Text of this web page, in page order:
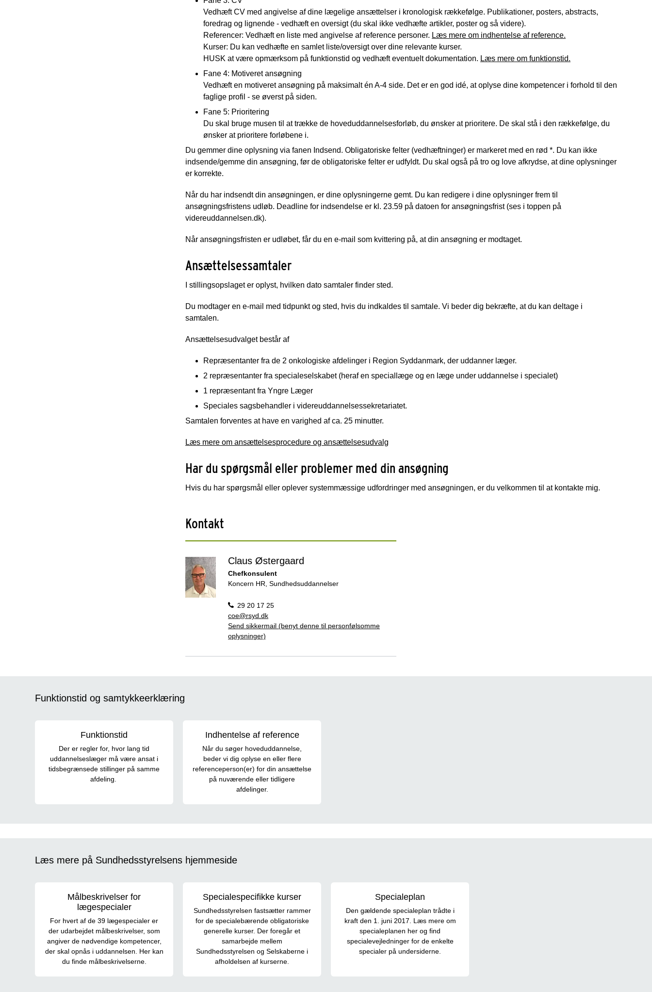
Vedhæft CV med angivelse af dine lægelige ansættelser i kronologisk rækkefølge. Publikationer, posters, abstracts,
foredrag og lignende - vedhæft en oversigt (du skal ikke vedhæfte artikler, poster og så videre).
Referencer: Vedhæft en liste med angivelse af reference personer. Læs mere om indhentelse af reference.
Kurser: Du kan vedhæfte en samlet liste/oversigt over dine relevante kurser.
HUSK at være opmærksom på funktionstid og vedhæft eventuelt dokumentation. Læs mere om funktionstid.
Fane 4: Motiveret ansøgning
Vedhæft en motiveret ansøgning på maksimalt én A-4 side. Det er en god idé, at oplyse dine kompetencer i forhold til den
faglige profil - se øverst på siden.
Fane 5: Prioritering
Du skal bruge musen til at trække de hoveduddannelsesforløb, du ønsker at prioritere. De skal stå i den rækkefølge, du
ønsker at prioritere forløbene i.
Du gemmer dine oplysning via fanen Indsend. Obligatoriske felter (vedhæftninger) er markeret med en rød *. Du kan ikke
indsende/gemme din ansøgning, før de obligatoriske felter er udfyldt. Du skal også på tro og love afkrydse, at dine oplysninger
er korrekte.
Når du har indsendt din ansøgningen, er dine oplysningerne gemt. Du kan redigere i dine oplysninger frem til
ansøgningsfristens udløb. Deadline for indsendelse er kl. 23.59 på datoen for ansøgningsfrist (ses i toppen på
videreuddannelsen.dk).
Når ansøgningsfristen er udløbet, får du en e-mail som kvittering på, at din ansøgning er modtaget.
Ansættelsessamtaler
I stillingsopslaget er oplyst, hvilken dato samtaler finder sted.
Du modtager en e-mail med tidpunkt og sted, hvis du indkaldes til samtale. Vi beder dig bekræfte, at du kan deltage i
samtalen.
Ansættelsesudvalget består af
Repræsentanter fra de 2 onkologiske afdelinger i Region Syddanmark, der uddanner læger.
2 repræsentanter fra specialeselskabet (heraf en speciallæge og en læge under uddannelse i specialet)
1 repræsentant fra Yngre Læger
Speciales sagsbehandler i videreuddannelsessekretariatet.
Samtalen forventes at have en varighed af ca. 25 minutter.
Læs mere om ansættelsesprocedure og ansættelsesudvalg
Har du spørgsmål eller problemer med din ansøgning
Hvis du har spørgsmål eller oplever systemmæssige udfordringer med ansøgningen, er du velkommen til at kontakte mig.
Kontakt
Claus Østergaard
Chefkonsulent
Koncern HR, Sundhedsuddannelser
29 20 17 25
coe@rsyd.dk
Send sikkermail (benyt denne til personfølsomme
oplysninger)
Funktionstid og samtykkeerklæring
Funktionstid
Der er regler for, hvor lang tid
uddannelseslæger må være ansat i
tidsbegrænsede stillinger på samme
afdeling.
Indhentelse af reference
Når du søger hoveduddannelse,
beder vi dig oplyse en eller flere
referenceperson(er) for din ansættelse
på nuværende eller tidligere
afdelinger.
Læs mere på Sundhedsstyrelsens hjemmeside
Målbeskrivelser for
lægespecialer
For hvert af de 39 lægespecialer er
der udarbejdet målbeskrivelser, som
angiver de nødvendige kompetencer,
der skal opnås i uddannelsen. Her kan
du finde målbeskrivelserne.
Specialespecifikke kurser
Sundhedsstyrelsen fastsætter rammer
for de specialebærende obligatoriske
generelle kurser. Der foregår et
samarbejde mellem
Sundhedsstyrelsen og Selskaberne i
afholdelsen af kurserne.
Specialeplan
Den gældende specialeplan trådte i
kraft den 1. juni 2017. Læs mere om
specialeplanen her og find
specialevejledninger for de enkelte
specialer på undersiderne.